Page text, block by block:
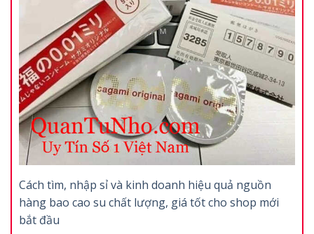
Cách tìm, nhập sỉ và kinh doanh hiệu quả nguồn
hàng bao cao su chất lượng, giá tốt cho shop mới
bắt đầu